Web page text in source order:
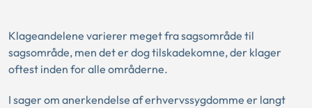
Klageandelene varierer meget fra sagsområde til
sagsområde, men det er dog tilskadekomne, der klager
oftest inden for alle områderne.
I sager om anerkendelse af erhvervssygdomme er langt